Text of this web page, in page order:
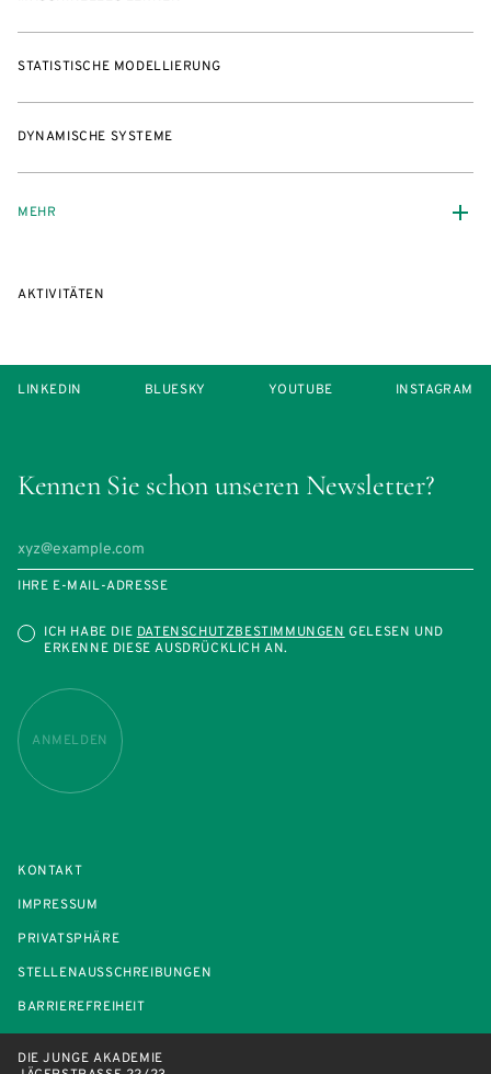
STATISTISCHE MODELLIERUNG
DYNAMISCHE SYSTEME
MEHR
AKTIVITÄTEN
Kennen Sie schon unseren Newsletter?
IHRE E-MAIL-ADRESSE
ICH HABE DIEDATENSCHUTZBESTIMMUNGENGELESEN UND
ERKENNE DIESE AUSDRÜCKLICH AN.
ANMELDEN
LINKEDIN BLUESKY YOUTUBE INSTAGRAM
KONTAKT
IMPRESSUM
PRIVATSPHÄRE
STELLENAUSSCHREIBUNGEN
BARRIEREFREIHEIT
DIE JUNGE AKADEMIE